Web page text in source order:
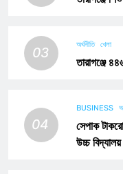
03 অর্থনীতি খেলা
তারাগঞ্জে
04
BUSINESS
সেপাক
উচ্চ বিদ্যালয়